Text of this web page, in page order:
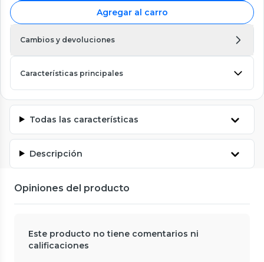
Agregar al carro
Cambios y devoluciones
Características principales
Todas las características
Descripción
Opiniones del producto
Este producto no tiene comentarios ni
calificaciones